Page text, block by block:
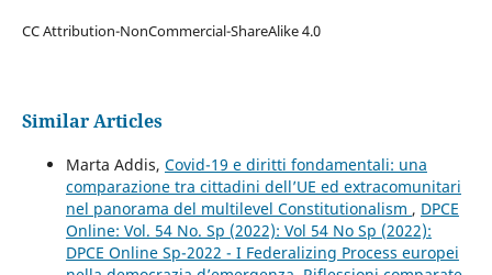
CC Attribution-NonCommercial-ShareAlike 4.0
Similar Articles
Marta Addis, Covid-19 e diritti fondamentali: una
comparazione tra cittadini dell’UE ed extracomunitari
nel panorama del multilevel Constitutionalism , DPCE
Online: Vol. 54 No. Sp (2022): Vol 54 No Sp (2022):
DPCE Online Sp-2022 - I Federalizing Process europei